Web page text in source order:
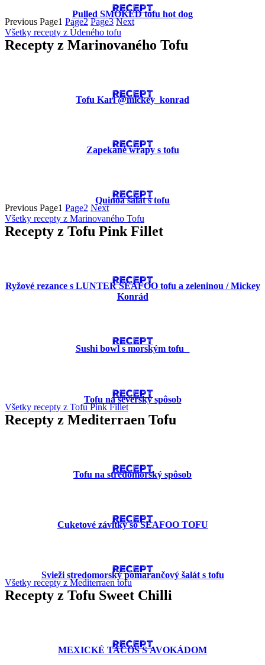
RECEPT
Pulled SMOKED tofu hot dog
Previous Page1 Page2 Page3 Next
Všetky recepty z Údeného tofu
Recepty z Marinovaného Tofu
RECEPT
Tofu Kari @mickey_konrad
RECEPT
Zapekané wrapy s tofu
RECEPT
Quinoa šalát s tofu
Previous Page1 Page2 Next
Všetky recepty z Marinovaného Tofu
Recepty z Tofu Pink Fillet
RECEPT
Ryžové rezance s LUNTER SEAFOO tofu a zeleninou / Mickey
Konrád
RECEPT
Sushi bowl s morským tofu
RECEPT
Tofu na severský spôsob
Všetky recepty z Tofu Pink Fillet
Recepty z Mediterraen Tofu
RECEPT
Tofu na stredomorský spôsob
RECEPT
Cuketové závitky so SEAFOO TOFU
RECEPT
Svieži stredomorský pomarančový šalát s tofu
Všetky recepty z Mediterraen tofu
Recepty z Tofu Sweet Chilli
RECEPT
MEXICKÉ TACOS S AVOKÁDOM